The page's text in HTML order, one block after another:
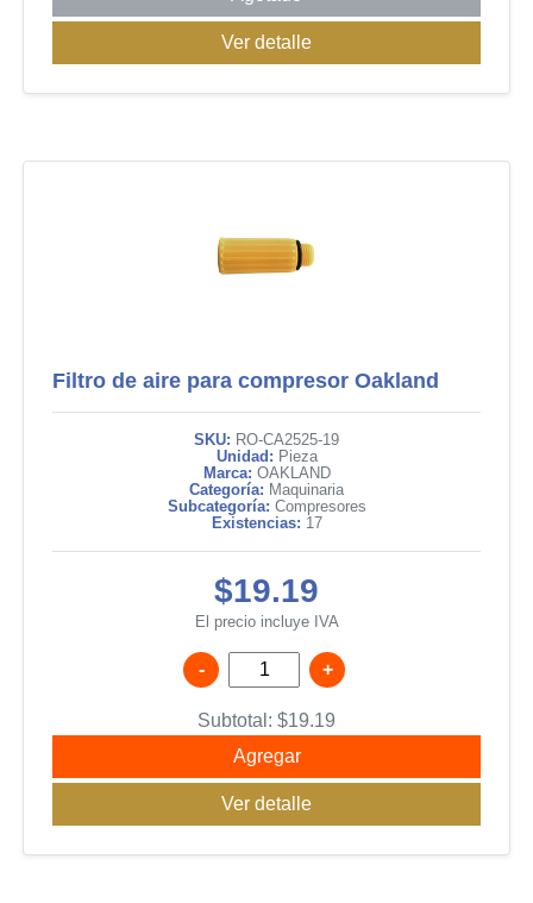
Ver detalle
Filtro de aire para compresor Oakland
SKU: RO-CA2525-19
Unidad: Pieza
Marca: OAKLAND
Categoría: Maquinaria
Subcategoría: Compresores
Existencias: 17
$19.19
El precio incluye IVA
- +
Subtotal: $19.19
Agregar
Ver detalle